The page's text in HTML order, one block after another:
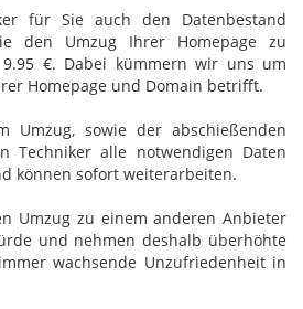
für Sie auch den Datenbestand
den Umzug Ihrer Homepage zu
9.95 €. Dabei kümmern wir uns um
Homepage und Domain betrifft.
Umzug, sowie der abschießenden
Techniker alle notwendigen Daten
können sofort weiterarbeiten.
Umzug zu einem anderen Anbieter
und nehmen deshalb überhöhte
wachsende Unzufriedenheit in